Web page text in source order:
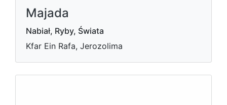
Majada
Nabiał, Ryby, Świata
Kfar Ein Rafa, Jerozolima